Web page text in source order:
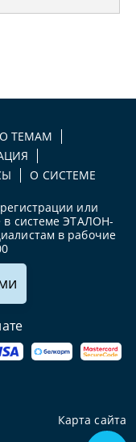
ТЕМАМ
О СИСТЕМЕ
или
в системе ЭТАЛОН-
в рабочие
Карта сайта